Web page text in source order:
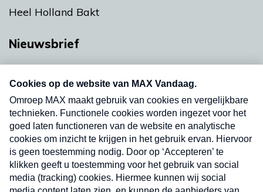
Heel Holland Bakt
Nieuwsbrief
nieuwsbrief. Elke vrijdag- en dinsdagochtend in
uw mailbox.
Verzend